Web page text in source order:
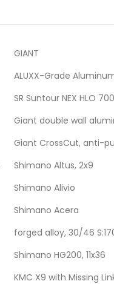
GIANT
ALUXX-Grade
SR Suntour NEX HLO
Giant double wall
Giant CrossCut, anti-
Shimano Altus, 2x9
Shimano Alivio
Shimano Acera
forged alloy, 30/46
Shimano HG200, 11x36
KMC X9 with Missing